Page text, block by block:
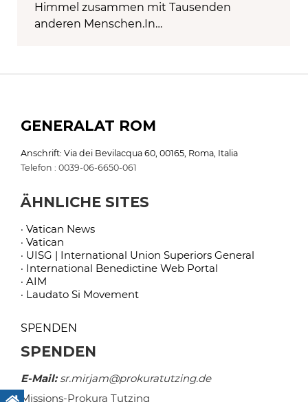
Himmel zusammen mit Tausenden
anderen Menschen.In…
GENERALAT ROM
Anschrift: Via dei Bevilacqua 60, 00165, Roma, Italia
Telefon : 0039-06-6650-061
ÄHNLICHE SITES
· Vatican News
· Vatican
· UISG | International Union Superiors General
· International Benedictine Web Portal
· AIM
· Laudato Si Movement
SPENDEN
SPENDEN
E-Mail:sr.mirjam@prokuratutzing.de
Missions-Prokura Tutzing